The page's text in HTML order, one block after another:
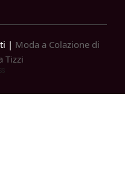
| Moda a Colazione di
Tizzi